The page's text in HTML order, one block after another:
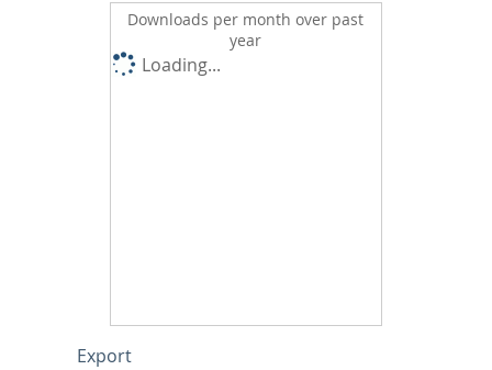
Downloads per month over past
year
Loading...
Export